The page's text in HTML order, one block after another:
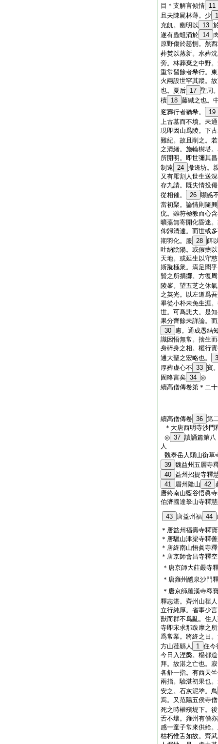
目＊支解言傾情 11
且夫陳屍林薄。少
充飢。幽明以
13
遂有蟲蛆涌於 14
原野傷於慈惻。然
葬焚以蒸新。水葬
旁。林葬棄之中野
重常習餘者希行。
火兩設世罕其蹤。
也。夏后 17 聖周
櫝 18 藤緘之也。
窆葬行者猶希。
19
上古墓而不墳。未
現即因山爲陵。下
難紀。故且削之。
之清緒。施輪樹塔
所開明。即世彌其
制遠 24 撒邊坊。
又有厭割人世生送
存九請。既失情投
從相催。
26 嚬慼
當初聚。論情則隨興
疣。雖符極教而心
曠蕩無寄開化昏迷
仰歸清達。而世或
期羽化。服 28 餌
吐納陰陽。或假藥
天地。或延生以守
斯蹤極衆。焉足聞
賢之所捐擲。方復
陵峯。望五芝之休
之英光。以左道爲
畢從小朴未免生涯
世。可爲悲夫。是
果分齊餘未詳論。
30 慮。通成愚結
識因悟無常。捨生
身碎身之相。權行
通大聖之宏略也。
厚葬虚心不 33 賓
固略言矣 34 ◎
續高僧傳卷第＊二
續高僧傳卷 36 第
＊大唐西明寺沙門
◎ 37 讀誦篇第
人
魏泰岳人頭山銜草
39 魏益州五層寺
40 益州招提寺釋
41 眉州隆山 42
唐終南山藍谷悟眞
伯濟國達拏山寺釋
43 唐益州福 44
＊唐益州福壽寺釋
＊唐驪山津梁寺釋
＊唐終南山悟眞寺
＊唐京師會昌寺釋
＊唐京師大莊嚴寺
＊唐雍州醴泉沙門
＊唐京師羅漢寺釋
釋志湛。齊州山荏
立行純厚。省事少
獸而群不爲亂。住
寺即宋求那跋摩之
爲常業。將終之日
方山荏縣人
1 住今
今日入涅槃。楊都
拜。故湛之亡也。
各舒一指。有西天
兩指。驗湛初果也
安之。石灰泥塗。鳥
焉。又范陽五侯寺
死之時權殯堤下。
舌不壞。雍州有僧
感一童子常來供給
枯朽惟舌如故。齊